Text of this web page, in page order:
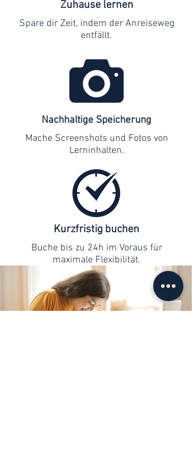
Zuhause lernen
Spare dir Zeit, indem der Anreiseweg
entfällt.
Nachhaltige Speicherung
Mache Screenshots und Fotos von
Lerninhalten.
Kurzfristig buchen
Buche bis zu 24h im Voraus für
maximale Flexibilität.